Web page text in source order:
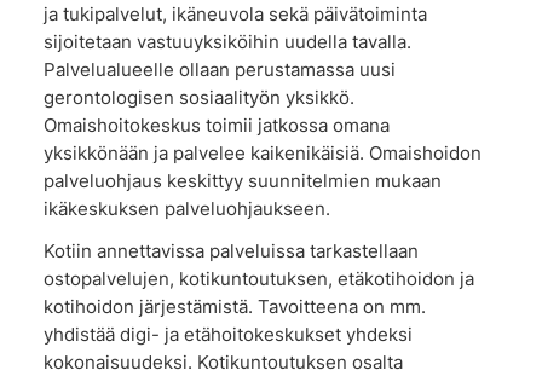
ja tukipalvelut, ikäneuvola sekä päivätoiminta
sijoitetaan vastuuyksiköihin uudella tavalla.
Palvelualueelle ollaan perustamassa uusi
gerontologisen sosiaalityön yksikkö.
Omaishoitokeskus toimii jatkossa omana
yksikkönään ja palvelee kaikenikäisiä. Omaishoidon
palveluohjaus keskittyy suunnitelmien mukaan
ikäkeskuksen palveluohjaukseen.
Kotiin annettavissa palveluissa tarkastellaan
ostopalvelujen, kotikuntoutuksen, etäkotihoidon ja
kotihoidon järjestämistä. Tavoitteena on mm.
yhdistää digi- ja etähoitokeskukset yhdeksi
kokonaisuudeksi. Kotikuntoutuksen osalta